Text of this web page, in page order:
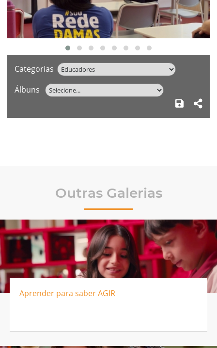
Categorias
Álbuns
Outras Galerias
Aprender para saber AGIR